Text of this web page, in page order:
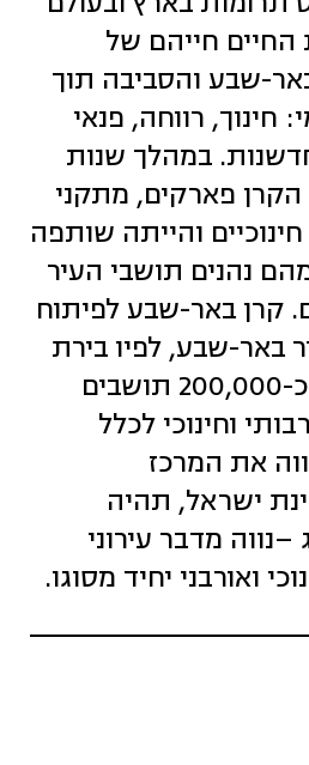
החיים חייהם של
שבע והסביבה תוך
רווחה, פנאי
במהלך שנות
פארקים, מתקני
והייתה שותפה
נהנים תושבי העיר
קרן באר-שבע לפיתוח
באר-שבע, לפיו בירת
הנגב, המאכלסת כ-200,000 תושבים
וחינוכי לכלל
את המרכז
ישראל, תהיה
מדבר עירוני
ואורבני יחיד מסוגו.